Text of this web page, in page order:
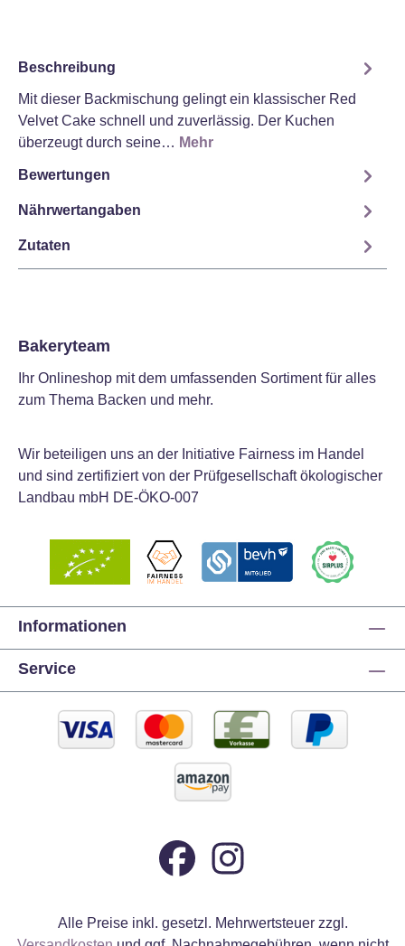
Beschreibung
Mit dieser Backmischung gelingt ein klassischer Red
Velvet Cake schnell und zuverlässig. Der Kuchen
überzeugt durch seine… Mehr
Bewertungen
Nährwertangaben
Zutaten
Bakeryteam
Ihr Onlineshop mit dem umfassenden Sortiment für alles
zum Thema Backen und mehr.
Wir beteiligen uns an der Initiative Fairness im Handel
und sind zertifiziert von der Prüfgesellschaft ökologischer
Landbau mbH DE-ÖKO-007
Informationen
Service
Alle Preise inkl. gesetzl. Mehrwertsteuer zzgl.